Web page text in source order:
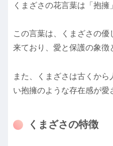
くまざさの花言葉は「抱擁
この言葉は、くまざさの
来ており、愛と保護の象徴
また、くまざさは古くか
い抱擁のような存在感が愛
くまざさの特徴